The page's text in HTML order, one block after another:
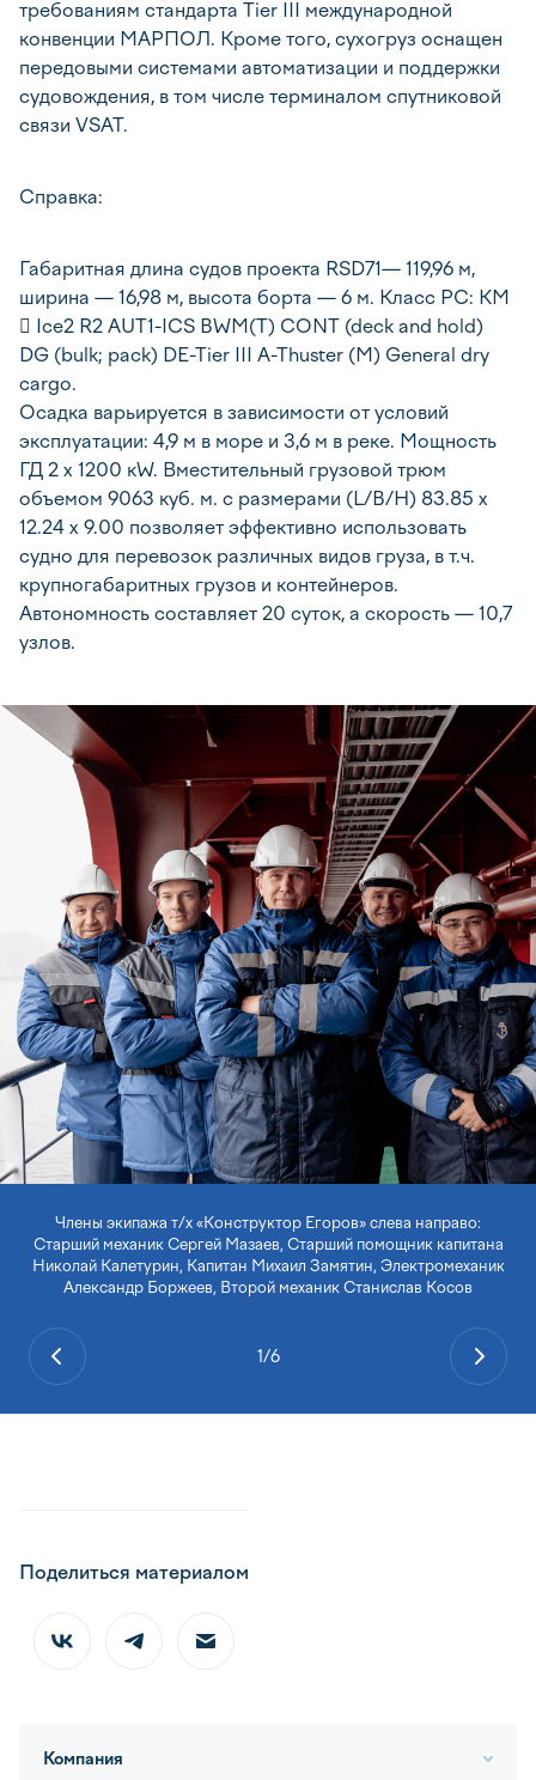
требованиям стандарта Tier III международной
конвенции МАРПОЛ. Кроме того, сухогруз оснащен
передовыми системами автоматизации и поддержки
судовождения, в том числе терминалом спутниковой
связи VSAT.
Справка:
Габаритная длина судов проекта RSD71— 119,96 м,
ширина — 16,98 м, высота борта — 6 м. Класс РС: КМ
 Ice2 R2 АUT1-ICS BWM(T) CONT (deck and hold)
DG (bulk; pack) DE-Tier III A-Thuster (M) General dry
cargo.
Осадка варьируется в зависимости от условий
эксплуатации: 4,9 м в море и 3,6 м в реке. Мощность
ГД 2 x 1200 кW. Вместительный грузовой трюм
объемом 9063 куб. м. с размерами (L/B/H) 83.85 x
12.24 x 9.00 позволяет эффективно использовать
судно для перевозок различных видов груза, в т.ч.
крупногабаритных грузов и контейнеров.
Автономность составляет 20 суток, а скорость — 10,7
узлов.
Члены экипажа т/х «Конструктор Егоров» слева направо:
Старший механик Сергей Мазаев, Старший помощник капитана
Николай Калетурин, Капитан Михаил Замятин, Электромеханик
Александр Боржеев, Второй механик Станислав Косов
1/6
Поделиться материалом
Компания